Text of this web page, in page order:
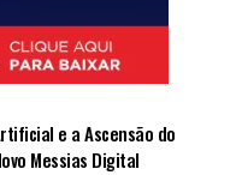
e a Ascensão do
Messias Digital